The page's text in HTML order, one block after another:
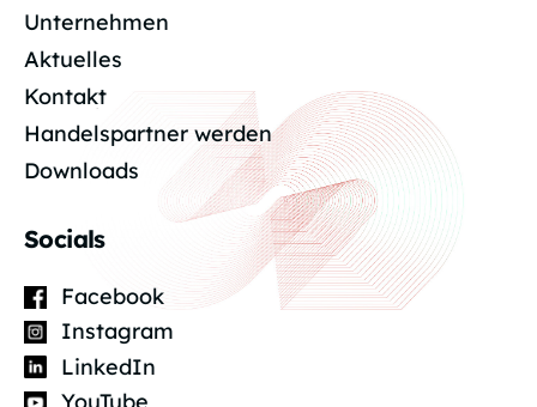
Unternehmen
Aktuelles
Kontakt
Handelspartner werden
Downloads
Socials
Facebook
Instagram
LinkedIn